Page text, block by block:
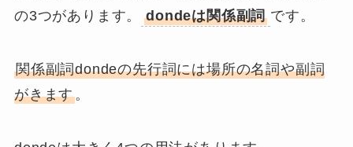
の3つがあります。
dondeは関係副詞 です。
関係副詞dondeの先行詞には場所の名詞や副詞
がきます。